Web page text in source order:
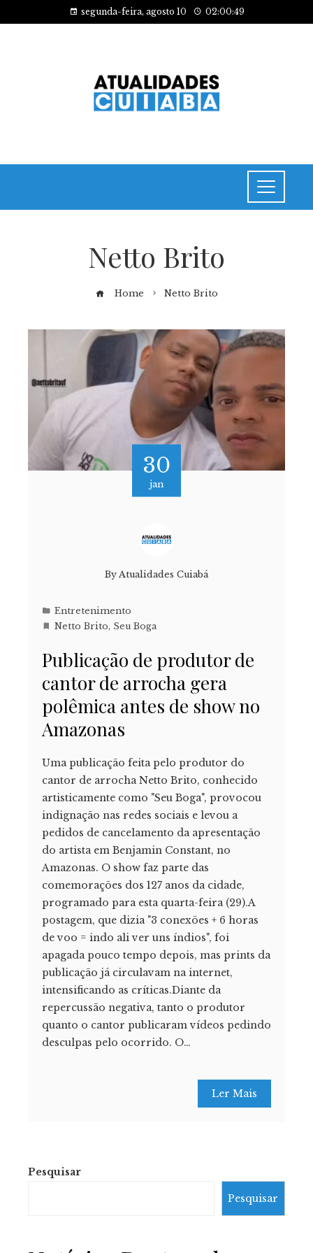
segunda-feira, agosto 10 02:00:49
Netto Brito
Home Netto Brito
30
jan
By Atualidades Cuiabá
Entretenimento
Netto Brito, Seu Boga
Publicação de produtor de
cantor de arrocha gera
polêmica antes de show no
Amazonas
Uma publicação feita pelo produtor do
cantor de arrocha Netto Brito, conhecido
artisticamente como "Seu Boga", provocou
indignação nas redes sociais e levou a
pedidos de cancelamento da apresentação
do artista em Benjamin Constant, no
Amazonas. O show faz parte das
comemorações dos 127 anos da cidade,
programado para esta quarta-feira (29).A
postagem, que dizia "3 conexões + 6 horas
de voo = indo ali ver uns índios", foi
apagada pouco tempo depois, mas prints da
publicação já circulavam na internet,
intensificando as críticas.Diante da
repercussão negativa, tanto o produtor
quanto o cantor publicaram vídeos pedindo
desculpas pelo ocorrido. O…
Ler Mais
Pesquisar
Pesquisar